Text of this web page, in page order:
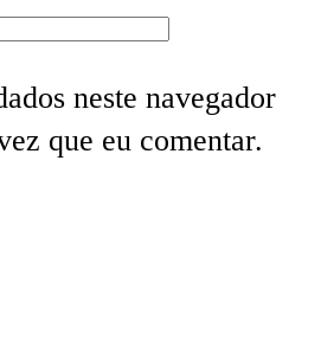
neste navegador
que eu comentar.